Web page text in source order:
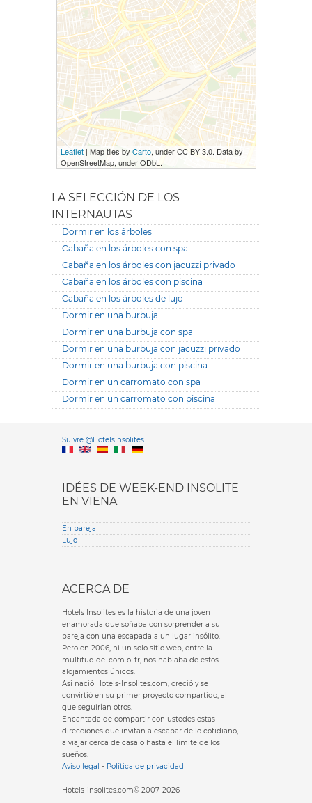
Leaflet| Map tiles byCarto, under CC BY 3.0. Data by
OpenStreetMap, under ODbL.
LA SELECCIÓN DE LOS
INTERNAUTAS
Dormir en los árboles
Cabaña en los árboles con spa
Cabaña en los árboles con jacuzzi privado
Cabaña en los árboles con piscina
Cabaña en los árboles de lujo
Dormir en una burbuja
Dormir en una burbuja con spa
Dormir en una burbuja con jacuzzi privado
Dormir en una burbuja con piscina
Dormir en un carromato con spa
Dormir en un carromato con piscina
Suivre @HotelsInsolitesVersione
IDÉES DE WEEK-END INSOLITE
EN VIENA
En pareja
Lujo
ACERCA DE
Hotels Insolites es la historia de una joven
enamorada que soñaba con sorprender a su
pareja con una escapada a un lugar insólito.
Pero en 2006, ni un solo sitio web, entre la
multitud de .com o .fr, nos hablaba de estos
alojamientos únicos.
Así nació Hotels-Insolites.com, creció y se
convirtió en su primer proyecto compartido, al
que seguirían otros.
Encantada de compartir con ustedes estas
direcciones que invitan a escapar de lo cotidiano,
a viajar cerca de casa o hasta el límite de los
sueños.
Aviso legal - Política de privacidad
Hotels-insolites.com© 2007-2026